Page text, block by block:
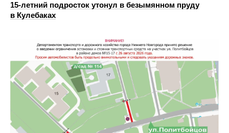
15-летний подросток утонул в безымянном пруду
в Кулебаках